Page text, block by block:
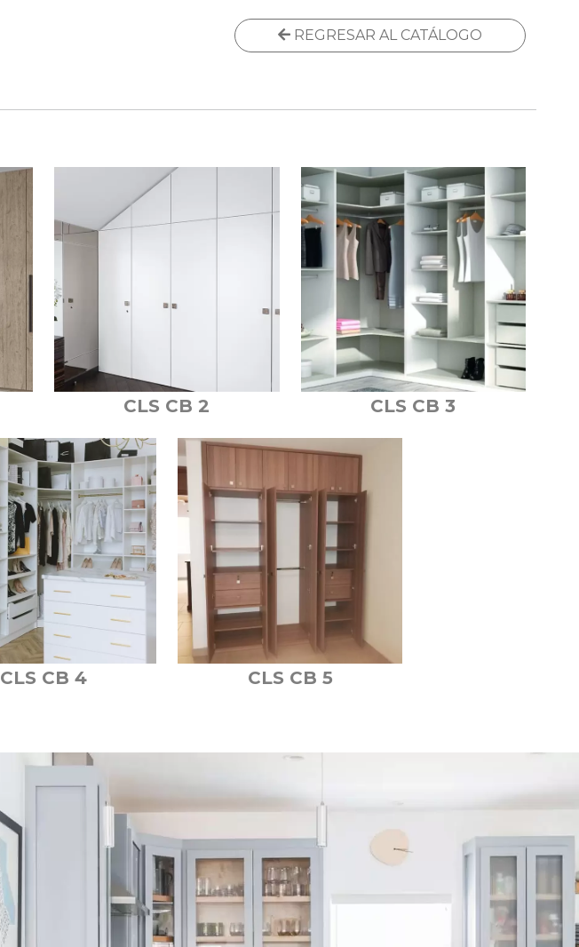
REGRESAR AL CATÁLOGO
CLS CB 2 CLS CB 3
CLS CB 4 CLS CB 5